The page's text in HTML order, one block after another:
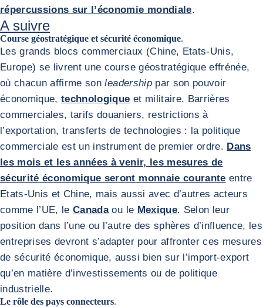
répercussions sur l’économie mondiale.
A suivre
Course géostratégique et sécurité économique.
Les grands blocs commerciaux (Chine, Etats-Unis,
Europe) se livrent une course géostratégique effrénée,
où chacun affirme sonleadershippar son pouvoir
économique,technologique et militaire. Barrières
commerciales, tarifs douaniers, restrictions à
l’exportation, transferts de technologies : la politique
commerciale est un instrument de premier ordre. Dans
les mois et les années à venir, les mesures de
sécurité économique seront monnaie courante entre
Etats-Unis et Chine, mais aussi avec d’autres acteurs
comme l’UE, leCanadaou le Mexique. Selon leur
position dans l’une ou l’autre des sphères d’influence, les
entreprises devront s’adapter pour affronter ces mesures
de sécurité économique, aussi bien sur l’import-export
qu’en matière d’investissements ou de politique
industrielle.
Le rôle des pays connecteurs.